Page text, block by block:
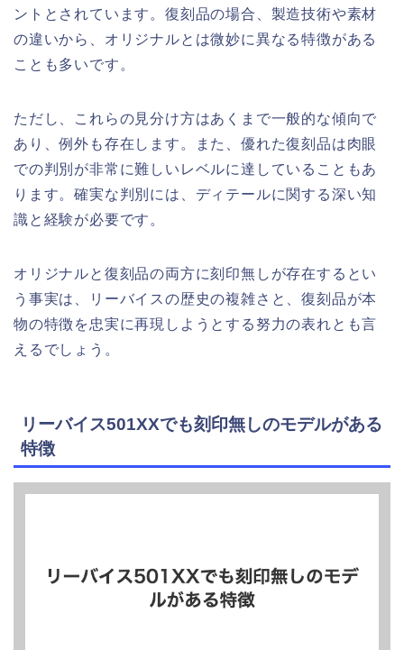
ントとされています。復刻品の場合、製造技術や素材
の違いから、オリジナルとは微妙に異なる特徴がある
ことも多いです。
ただし、これらの見分け方はあくまで一般的な傾向で
あり、例外も存在します。また、優れた復刻品は肉眼
での判別が非常に難しいレベルに達していることもあ
ります。確実な判別には、ディテールに関する深い知
識と経験が必要です。
オリジナルと復刻品の両方に刻印無しが存在するとい
う事実は、リーバイスの歴史の複雑さと、復刻品が本
物の特徴を忠実に再現しようとする努力の表れとも言
えるでしょう。
リーバイス501XXでも刻印無しのモデルがある
特徴